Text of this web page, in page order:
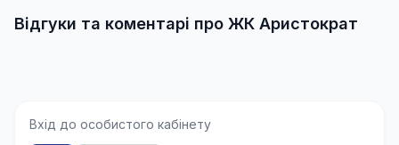
Відгуки та коментарі про ЖК Аристократ
Вхід до особистого кабінету